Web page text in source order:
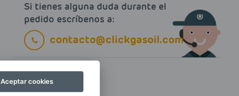
Si tienes alguna duda durante el
pedido escríbenos a:
contacto@clickgasoil.com
Aceptar cookies